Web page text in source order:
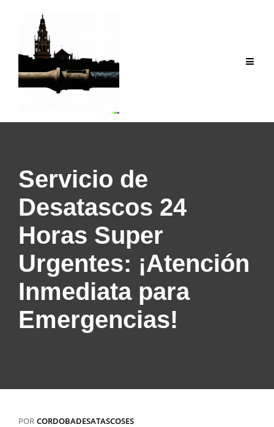
contenido
Servicio de
Desatascos 24
Horas Super
Urgentes: ¡Atención
Inmediata para
Emergencias!
POR CORDOBADESATASCOSES